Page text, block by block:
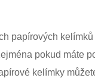
papírových
pokud máte
kelímky